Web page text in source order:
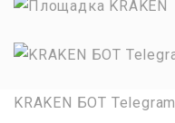
KRAKEN БОТ Telegram